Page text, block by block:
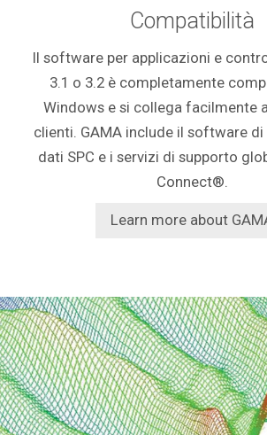
Compatibilità
Il software per applicazioni e
3.1 o 3.2 è completamente
Windows e si collega facilmente
clienti. GAMA include il software
dati SPC e i servizi di supporto
Connect®.
Learn more about